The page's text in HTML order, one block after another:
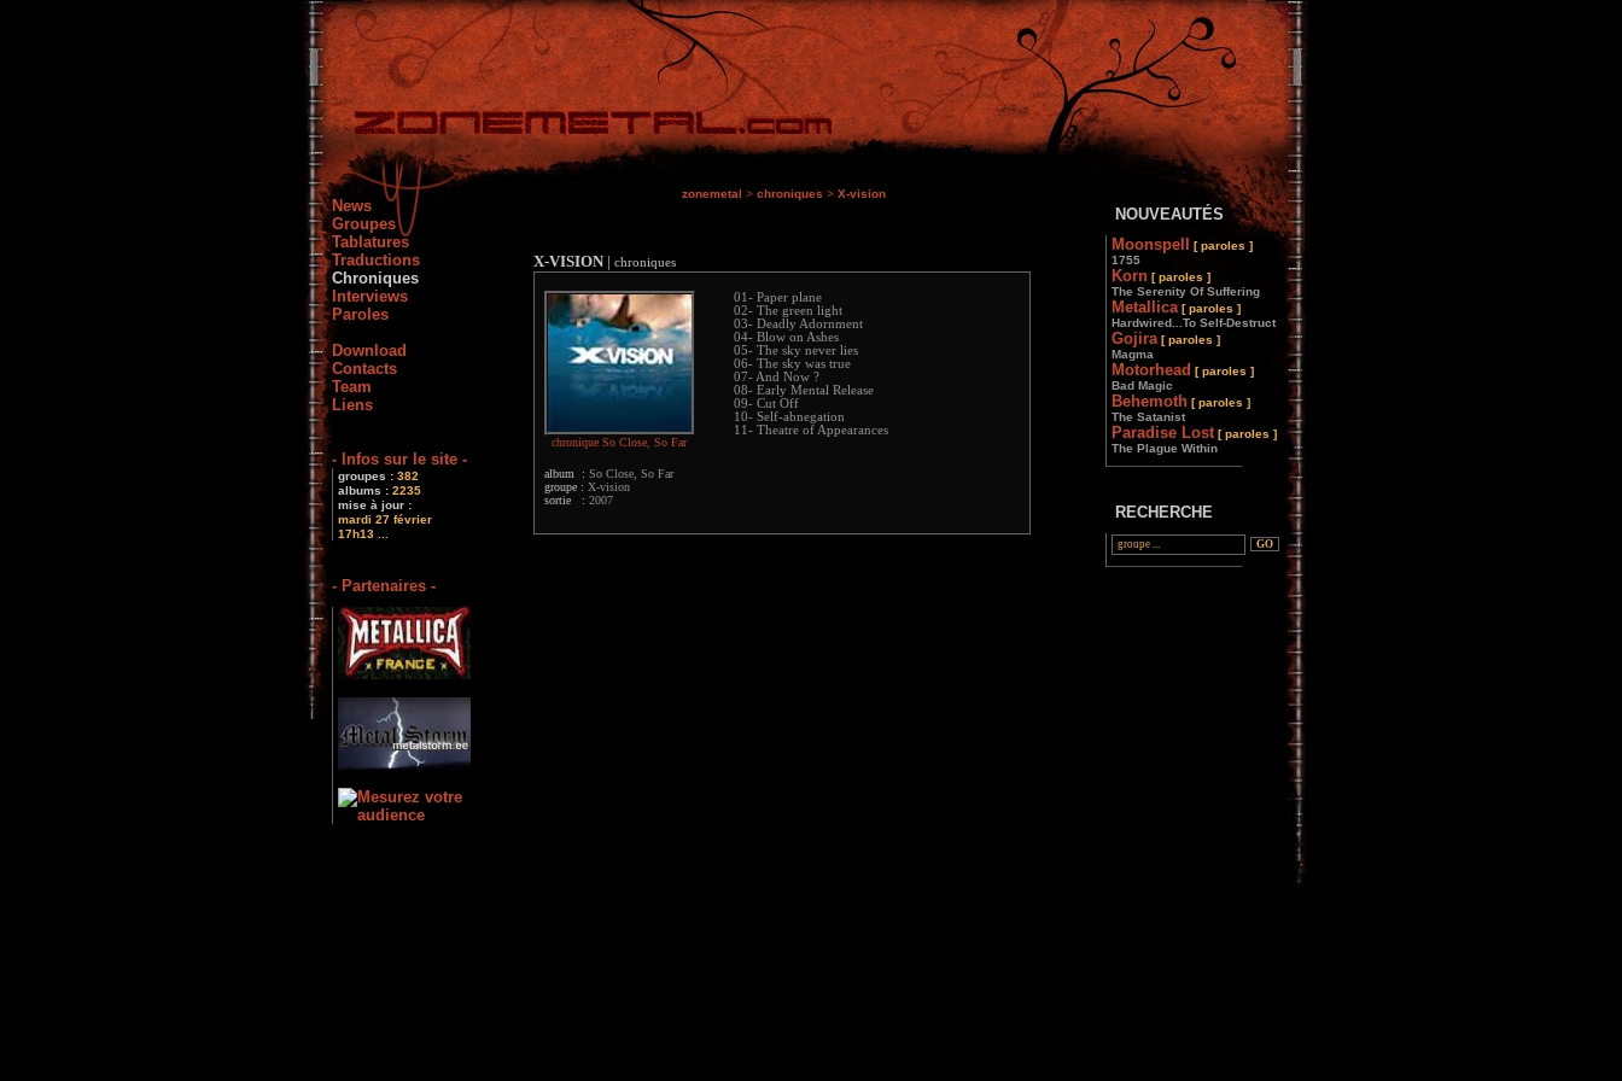
News
Groupes
Tablatures
Traductions
Chroniques
Interviews
Paroles
Download
Contacts
Team
Liens
- Infos sur le site -
groupes : 382
albums : 2235
mise à jour :
mardi 27 février
17h13 ...
- Partenaires -
zonemetal > chroniques > X-vision
X-VISION | chroniques
chronique So Close, So Far
album : So Close, So Far
groupe : X-vision
sortie : 2007
01- Paper plane
02- The green light
03- Deadly Adornment
04- Blow on Ashes
05- The sky never lies
06- The sky was true
07- And Now ?
08- Early Mental Release
09- Cut Off
10- Self-abnegation
11- Theatre of Appearances
NOUVEAUTÉS
Moonspell
[ paroles ]
1755
Korn [ paroles ]
The Serenity Of Suffering
Metallica [ paroles ]
Hardwired...To Self-Destruct
Gojira [ paroles ]
Magma
Motorhead [ paroles ]
Bad Magic
Behemoth [ paroles ]
The Satanist
Paradise Lost [ paroles ]
The Plague Within
________________
RECHERCHE
________________